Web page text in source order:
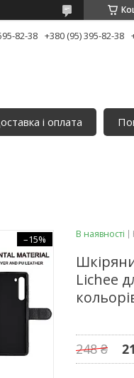
82-38 +380 (95) 395-82-38
і оплата
–15% В наявності
Lichee
248 ₴